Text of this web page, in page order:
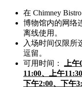
在 Chimney
博物馆内的网络
离线使用。
入场时间仅限所
逗留。
可用时间：
上
11:00、上午
下午2:00、下午